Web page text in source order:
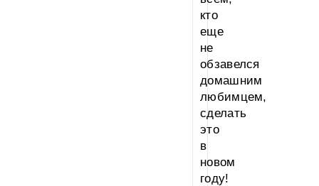
кто
еще
не
обзавелся
домашним
любимцем,
сделать
это
в
новом
году!